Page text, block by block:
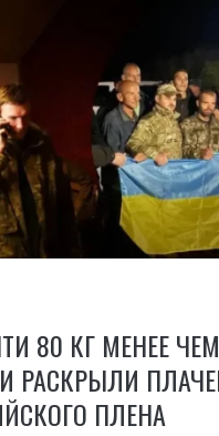
80 КГ МЕНЕЕ
РАСКРЫЛИ
ПЛЕНА